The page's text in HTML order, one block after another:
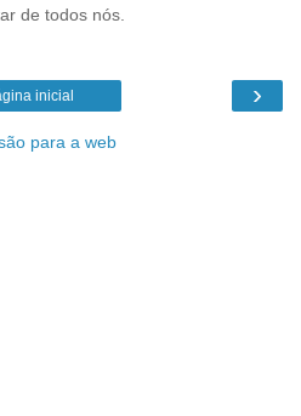
de todos nós.
›
inicial
para a web